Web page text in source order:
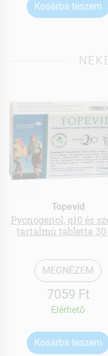
Kosárba teszem
Topevid
Pycnogenol, q10 és
tartalmú tabletta 30
MEGNÉZEM
7059 Ft
Elérhetõ
Kosárba teszem